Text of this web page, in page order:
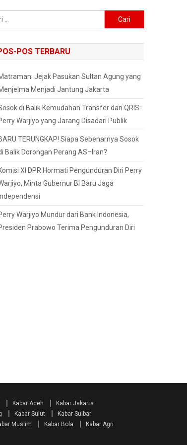
untuk:
POS TERBARU
Jejak Pasukan Sultan Agung yang
Menjadi Jantung Jakarta
di Balik Kemudahan Transfer dan QRIS:
Warjiyo yang Jarang Disadari Publik
TERUNGKAP! Siapa Sebenarnya Sosok
Balik Dorongan Perang AS–Iran?
XI DPR Hormati Pengunduran Diri Perry
Minta Gubernur BI Baru Jaga
Independensi
Warjiyo Mundur dari Bank Indonesia,
Prabowo Terima Pengunduran Diri
Kabar Aceh
Kabar Jakarta
Kabar Sulut
Kabar Sulbar
Muslim Kabar Bola
Kabar Agri